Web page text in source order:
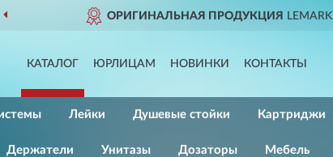
ОРИГИНАЛЬНАЯ ПРОДУКЦИЯ LEMARK
КАТАЛОГ ЮРЛИЦАМ НОВИНКИ КОНТАКТЫ
Лейки Душевые стойки Картриджи
Держатели Унитазы Дозаторы Мебель